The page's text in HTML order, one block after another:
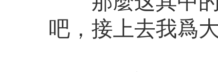
吧，接上去我爲